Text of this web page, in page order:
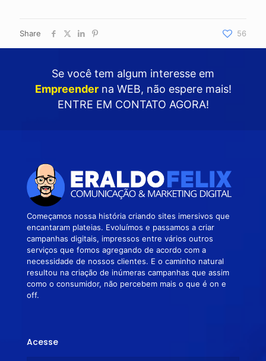
Share 56
Se você tem algum interesse em
Empreenderna WEB, não espere mais!
ENTRE EM CONTATO AGORA!
Começamos nossa história criando sites imersivos que
encantaram plateias. Evoluímos e passamos a criar
campanhas digitais, impressos entre vários outros
serviços que fomos agregando de acordo com a
necessidade de nossos clientes. E o caminho natural
resultou na criação de inúmeras campanhas que assim
como o consumidor, não percebem mais o que é on e
off.
Acesse